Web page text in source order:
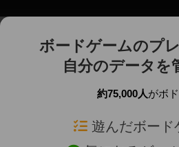
じっくり表示
商品名、商品説明文、デザイナー名、
対象年齢を指定します。
ボードゲームのプ
自分のデータを
約75,000人がボ
遊んだボード